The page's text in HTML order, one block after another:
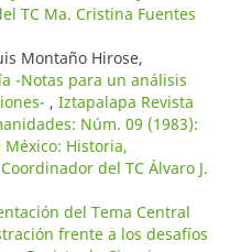
TC Ma. Cristina Fuentes
Montaño Hirose,
-Notas para un análisis
, Iztapalapa Revista
Núm. 09 (1983):
Historia,
del TC Álvaro J.
del Tema Central
frente a los desafíos